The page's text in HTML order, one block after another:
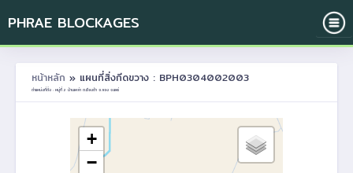
PHRAE BLOCKAGES
หน้าหลัก » แผนที่สิ่งกีดขวาง : BPH0304002003
ตำแหน่งที่ตั้ง : หมู่ที่ 2 บ้านเหล่า ต.เวียงต้า อ.ลอง จ.แพร่
+
−